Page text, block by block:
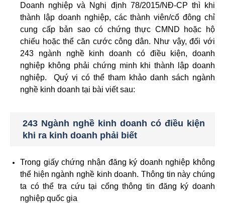
Doanh nghiệp và Nghị định 78/2015/NĐ-CP thì khi
thành lập doanh nghiệp, các thành viên/cổ đông chỉ
cung cấp bản sao có chứng thực CMND hoặc hộ
chiếu hoặc thể căn cước công dân. Như vậy, đối với
243 ngành nghề kinh doanh có điều kiện, doanh
nghiệp không phải chứng minh khi thành lập doanh
nghiệp. Quý vị có thể tham khảo danh sách ngành
nghề kinh doanh tại bài viết sau:
243 Ngành nghề kinh doanh có điều kiện
khi ra kinh doanh phải biết
Trong giấy chứng nhận đăng ký doanh nghiệp không
thể hiện ngành nghề kinh doanh. Thông tin này chúng
ta có thể tra cứu tại cổng thông tin đăng ký doanh
nghiệp quốc gia